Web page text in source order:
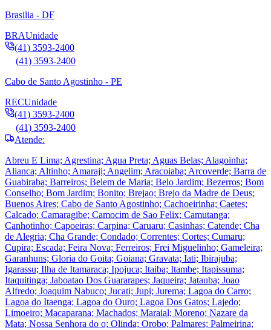
Brasilia - DF
BRAUnidade
(41) 3593-2400
(41) 3593-2400
Cabo de Santo Agostinho - PE
RECUnidade
(41) 3593-2400
(41) 3593-2400
Atende:
Abreu E Lima; Agrestina; Agua Preta; Aguas Belas; Alagoinha;
Alianca; Altinho; Amaraji; Angelim; Aracoiaba; Arcoverde; Barra de
Guabiraba; Barreiros; Belem de Maria; Belo Jardim; Bezerros; Bom
Conselho; Bom Jardim; Bonito; Brejao; Brejo da Madre de Deus;
Buenos Aires; Cabo de Santo Agostinho; Cachoeirinha; Caetes;
Calcado; Camaragibe; Camocim de Sao Felix; Camutanga;
Canhotinho; Capoeiras; Carpina; Caruaru; Casinhas; Catende; Cha
de Alegria; Cha Grande; Condado; Correntes; Cortes; Cumaru;
Cupira; Escada; Feira Nova; Ferreiros; Frei Miguelinho; Gameleira;
Garanhuns; Gloria do Goita; Goiana; Gravata; Iati; Ibirajuba;
Igarassu; Ilha de Itamaraca; Ipojuca; Itaiba; Itambe; Itapissuma;
Itaquitinga; Jaboatao Dos Guararapes; Jaqueira; Jatauba; Joao
Alfredo; Joaquim Nabuco; Jucati; Jupi; Jurema; Lagoa do Carro;
Lagoa do Itaenga; Lagoa do Ouro; Lagoa Dos Gatos; Lajedo;
Limoeiro; Macaparana; Machados; Maraial; Moreno; Nazare da
Mata; Nossa Senhora do o; Olinda; Orobo; Palmares; Palmeirina;